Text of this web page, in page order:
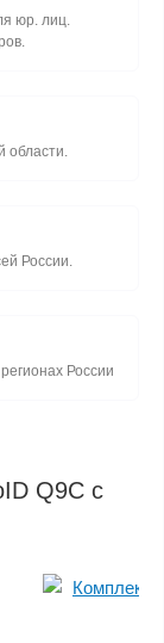
юр. лиц.
области.
России.
России
Q9C с